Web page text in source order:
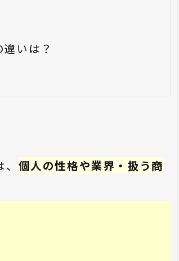
いは？
個人の性格や業界・扱う商